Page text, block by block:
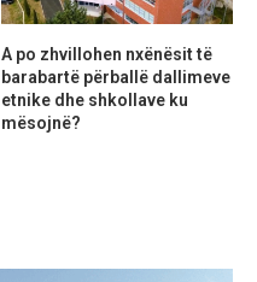
A po zhvillohen nxënësit të
barabartë përballë dallimeve
etnike dhe shkollave ku
mësojnë?